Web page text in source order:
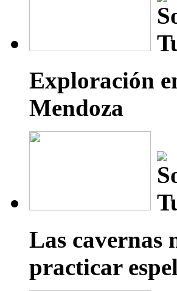
Exploración
Mendoza
Las cavernas
practicar